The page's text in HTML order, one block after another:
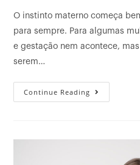
O instinto materno começa
para sempre. Para algumas
e gestação nem acontece,
serem…
Continue Reading